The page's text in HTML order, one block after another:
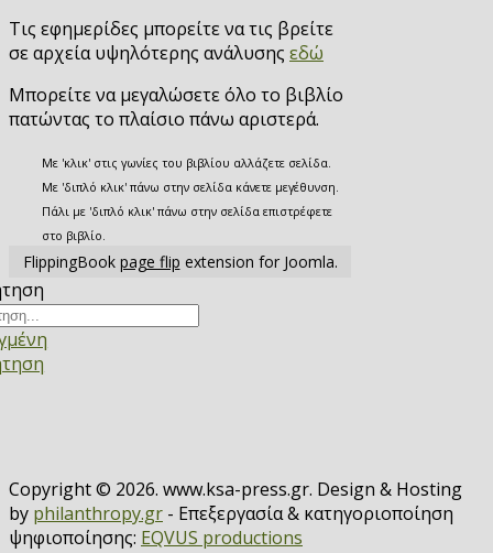
Τις εφημερίδες μπορείτε να τις βρείτε
σε αρχεία υψηλότερης ανάλυσης εδώ
Μπορείτε να μεγαλώσετε όλο το βιβλίο
πατώντας το πλαίσιο πάνω αριστερά.
Με 'κλικ' στις γωνίες του βιβλίου αλλάζετε σελίδα.
Με 'διπλό κλικ' πάνω στην σελίδα κάνετε μεγέθυνση.
Πάλι με 'διπλό κλικ' πάνω στην σελίδα επιστρέφετε
στο βιβλίο.
FlippingBook page flip extension for Joomla.
Copyright © 2026. www.ksa-press.gr. Design & Hosting
by philanthropy.gr - Επεξεργασία & κατηγοριοποίηση
ψηφιοποίησης: EQVUS productions